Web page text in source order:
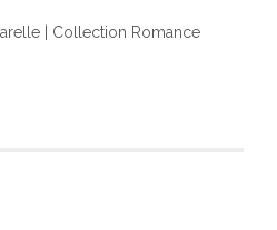
| Collection Romance